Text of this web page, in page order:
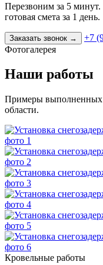
Перезвоним за 5
готовая смета за 1 день.
Заказать звонок →
+7
Фотогалерея
Наши работы
Примеры выполненных
области.
Кровельные работы